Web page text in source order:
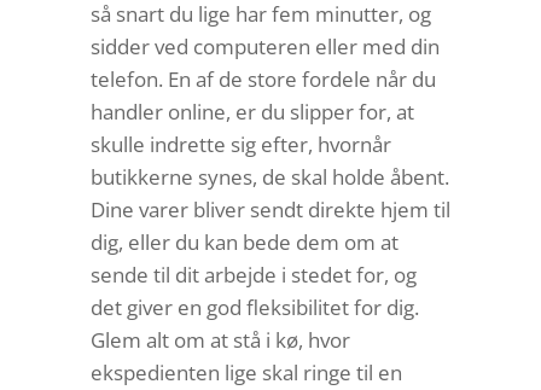
så snart du lige har fem minutter, og
sidder ved computeren eller med din
telefon. En af de store fordele når du
handler online, er du slipper for, at
skulle indrette sig efter, hvornår
butikkerne synes, de skal holde åbent.
Dine varer bliver sendt direkte hjem til
dig, eller du kan bede dem om at
sende til dit arbejde i stedet for, og
det giver en god fleksibilitet for dig.
Glem alt om at stå i kø, hvor
ekspedienten lige skal ringe til en